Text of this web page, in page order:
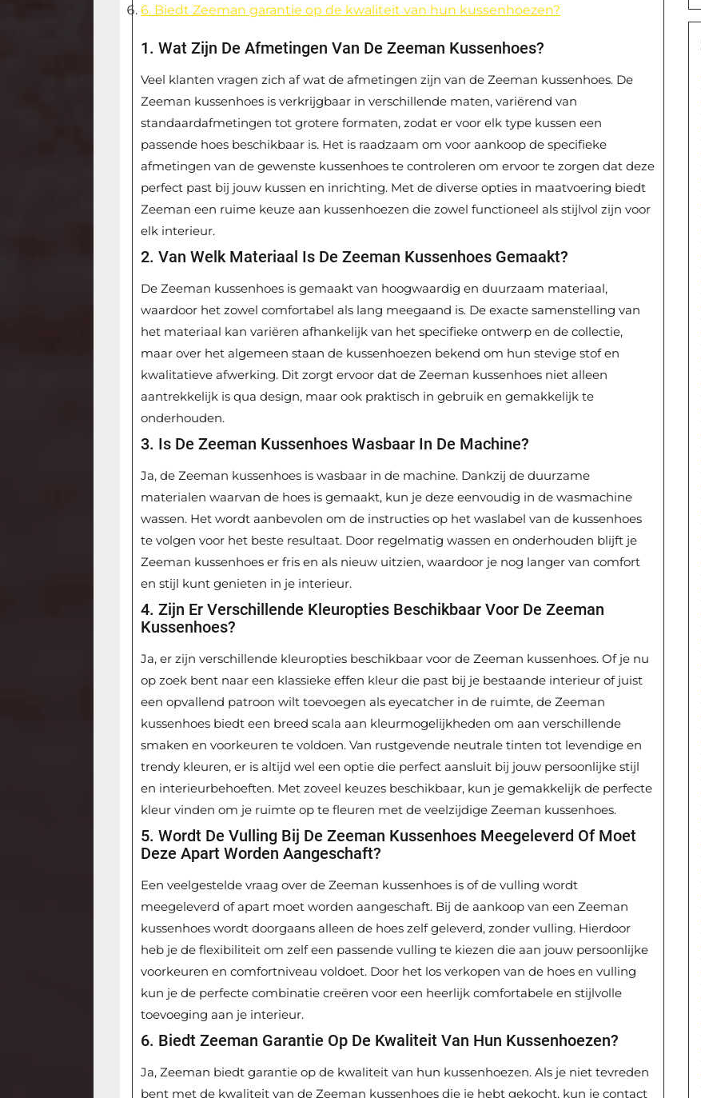
6. Biedt Zeeman garantie op de kwaliteit van hun kussenhoezen?
1. Wat Zijn De Afmetingen Van De Zeeman Kussenhoes?
Veel klanten vragen zich af wat de afmetingen zijn van de Zeeman kussenhoes. De
Zeeman kussenhoes is verkrijgbaar in verschillende maten, variërend van
standaardafmetingen tot grotere formaten, zodat er voor elk type kussen een
passende hoes beschikbaar is. Het is raadzaam om voor aankoop de specifieke
afmetingen van de gewenste kussenhoes te controleren om ervoor te zorgen dat deze
perfect past bij jouw kussen en inrichting. Met de diverse opties in maatvoering biedt
Zeeman een ruime keuze aan kussenhoezen die zowel functioneel als stijlvol zijn voor
elk interieur.
2. Van Welk Materiaal Is De Zeeman Kussenhoes Gemaakt?
De Zeeman kussenhoes is gemaakt van hoogwaardig en duurzaam materiaal,
waardoor het zowel comfortabel als lang meegaand is. De exacte samenstelling van
het materiaal kan variëren afhankelijk van het specifieke ontwerp en de collectie,
maar over het algemeen staan de kussenhoezen bekend om hun stevige stof en
kwalitatieve afwerking. Dit zorgt ervoor dat de Zeeman kussenhoes niet alleen
aantrekkelijk is qua design, maar ook praktisch in gebruik en gemakkelijk te
onderhouden.
3. Is De Zeeman Kussenhoes Wasbaar In De Machine?
Ja, de Zeeman kussenhoes is wasbaar in de machine. Dankzij de duurzame
materialen waarvan de hoes is gemaakt, kun je deze eenvoudig in de wasmachine
wassen. Het wordt aanbevolen om de instructies op het waslabel van de kussenhoes
te volgen voor het beste resultaat. Door regelmatig wassen en onderhouden blijft je
Zeeman kussenhoes er fris en als nieuw uitzien, waardoor je nog langer van comfort
en stijl kunt genieten in je interieur.
4. Zijn Er Verschillende Kleuropties Beschikbaar Voor De Zeeman
Kussenhoes?
Ja, er zijn verschillende kleuropties beschikbaar voor de Zeeman kussenhoes. Of je nu
op zoek bent naar een klassieke effen kleur die past bij je bestaande interieur of juist
een opvallend patroon wilt toevoegen als eyecatcher in de ruimte, de Zeeman
kussenhoes biedt een breed scala aan kleurmogelijkheden om aan verschillende
smaken en voorkeuren te voldoen. Van rustgevende neutrale tinten tot levendige en
trendy kleuren, er is altijd wel een optie die perfect aansluit bij jouw persoonlijke stijl
en interieurbehoeften. Met zoveel keuzes beschikbaar, kun je gemakkelijk de perfecte
kleur vinden om je ruimte op te fleuren met de veelzijdige Zeeman kussenhoes.
5. Wordt De Vulling Bij De Zeeman Kussenhoes Meegeleverd Of Moet
Deze Apart Worden Aangeschaft?
Een veelgestelde vraag over de Zeeman kussenhoes is of de vulling wordt
meegeleverd of apart moet worden aangeschaft. Bij de aankoop van een Zeeman
kussenhoes wordt doorgaans alleen de hoes zelf geleverd, zonder vulling. Hierdoor
heb je de flexibiliteit om zelf een passende vulling te kiezen die aan jouw persoonlijke
voorkeuren en comfortniveau voldoet. Door het los verkopen van de hoes en vulling
kun je de perfecte combinatie creëren voor een heerlijk comfortabele en stijlvolle
toevoeging aan je interieur.
6. Biedt Zeeman Garantie Op De Kwaliteit Van Hun Kussenhoezen?
Ja, Zeeman biedt garantie op de kwaliteit van hun kussenhoezen. Als je niet tevreden
bent met de kwaliteit van de Zeeman kussenhoes die je hebt gekocht, kun je contact